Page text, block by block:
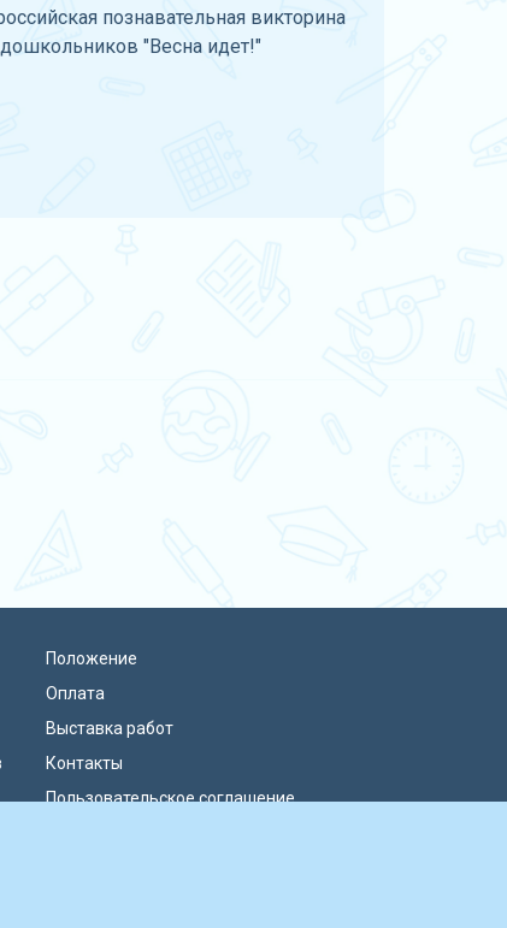
познавательная викторина
"Весна идет!"
Положение
Оплата
Выставка работ
Контакты
Пользовательское соглашение